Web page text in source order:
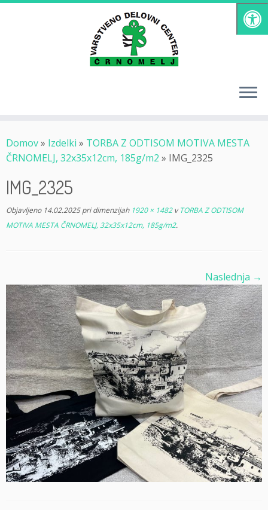
Skoči
Domov» Izdelki » TORBA Z ODTISOM MOTIVA MESTA
ČRNOMELJ, 32x35x12cm, 185g/m2 » IMG_2325
IMG_2325
Objavljeno 14.02.2025pri dimenzijah1920 × 1482vTORBA Z ODTISOM
MOTIVA MESTA ČRNOMELJ, 32x35x12cm, 185g/m2.
Naslednja →